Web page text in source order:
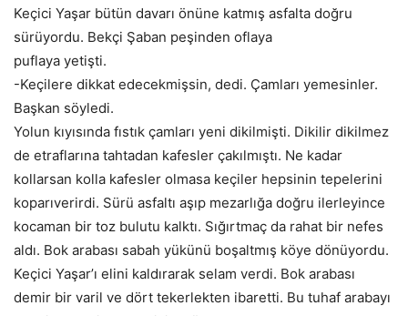
Keçici Yaşar bütün davarı önüne katmış asfalta doğru
sürüyordu. Bekçi Şaban peşinden oflaya
puflaya yetişti.
-Keçilere dikkat edecekmişsin, dedi. Çamları yemesinler.
Başkan söyledi.
Yolun kıyısında fıstık çamları yeni dikilmişti. Dikilir dikilmez
de etraflarına tahtadan kafesler çakılmıştı. Ne kadar
kollarsan kolla kafesler olmasa keçiler hepsinin tepelerini
koparıverirdi. Sürü asfaltı aşıp mezarlığa doğru ilerleyince
kocaman bir toz bulutu kalktı. Sığırtmaç da rahat bir nefes
aldı. Bok arabası sabah yükünü boşaltmış köye dönüyordu.
Keçici Yaşar’ı elini kaldırarak selam verdi. Bok arabası
demir bir varil ve dört tekerlekten ibaretti. Bu tuhaf arabayı